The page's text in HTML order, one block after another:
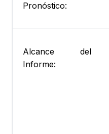
Pronóstico:
Alcance del
Informe: